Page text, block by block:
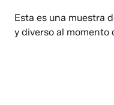
Esta es una muestra
y diverso al momento